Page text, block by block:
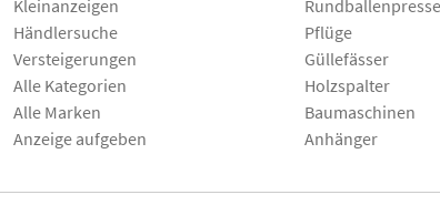
Kleinanzeigen
Händlersuche
Versteigerungen
Alle Kategorien
Alle Marken
Anzeige aufgeben
Pflüge
Güllefässer
Holzspalter
Baumaschinen
Anhänger